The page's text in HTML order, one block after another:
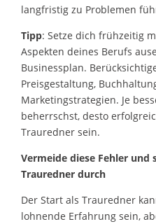
langfristig zu Problemen
Tipp: Setze dich frühzeitig
Aspekten deines Berufs
Businessplan.
Preisgestaltung,
Marketingstrategien. Je
beherrschst, desto
Trauredner sein.
Vermeide diese Fehler und
Trauredner durch
Der Start als Trauredner
lohnende Erfahrung sein,